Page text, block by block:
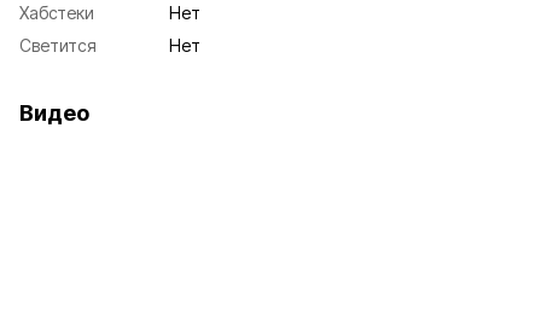
Хабстеки
Нет
Светится
Нет
Видео